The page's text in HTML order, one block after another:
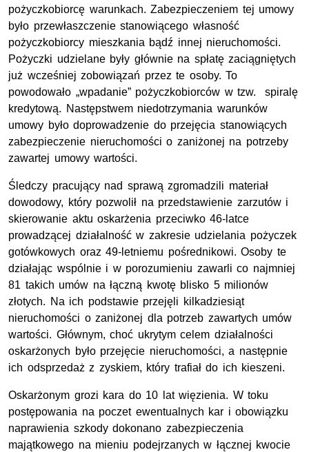
pożyczkobiorcę warunkach. Zabezpieczeniem tej umowy
było przewłaszczenie stanowiącego własność
pożyczkobiorcy mieszkania bądź innej nieruchomości.
Pożyczki udzielane były głównie na spłatę zaciągniętych
już wcześniej zobowiązań przez te osoby. To
powodowało „wpadanie” pożyczkobiorców w tzw. spiralę
kredytową. Następstwem niedotrzymania warunków
umowy było doprowadzenie do przejęcia stanowiących
zabezpieczenie nieruchomości o zaniżonej na potrzeby
zawartej umowy wartości.
Śledczy pracujący nad sprawą zgromadzili materiał
dowodowy, który pozwolił na przedstawienie zarzutów i
skierowanie aktu oskarżenia przeciwko 46-latce
prowadzącej działalność w zakresie udzielania pożyczek
gotówkowych oraz 49-letniemu pośrednikowi. Osoby te
działając wspólnie i w porozumieniu zawarli co najmniej
81 takich umów na łączną kwotę blisko 5 milionów
złotych. Na ich podstawie przejęli kilkadziesiąt
nieruchomości o zaniżonej dla potrzeb zawartych umów
wartości. Głównym, choć ukrytym celem działalności
oskarżonych było przejęcie nieruchomości, a następnie
ich odsprzedaż z zyskiem, który trafiał do ich kieszeni.
Oskarżonym grozi kara do 10 lat więzienia. W toku
postępowania na poczet ewentualnych kar i obowiązku
naprawienia szkody dokonano zabezpieczenia
majątkowego na mieniu podejrzanych w łącznej kwocie